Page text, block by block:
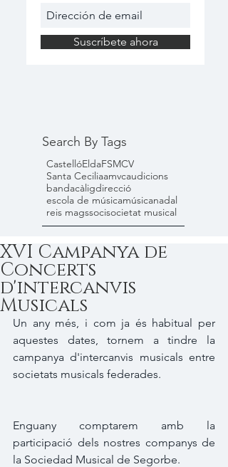
Suscríbete ahora
Search By Tags
CastellóEldaFSMCV
Santa Ceciliaamvcaudicions
bandacàligdirecció
escola de músicamúsicanadal
reis magssocisocietat musical
XVI Campanya de
Concerts
d'intercanvis
Musicals
Un any més, i com ja és habitual per
aquestes dates, tornem a tindre la
campanya d'intercanvis musicals entre
societats musicals federades.
Enguany comptarem amb la
participació dels nostres companys de
la Sociedad Musical de Segorbe.